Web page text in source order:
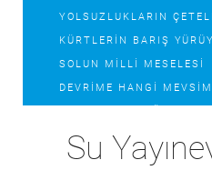
YOLSUZLUKLARIN
KÜRTLERIN BARIŞ
SOLUN MILLI MESELESI
DEVRIME HANGI
DEVRIMCI MARŞLAR
SOKAKTAN
Su